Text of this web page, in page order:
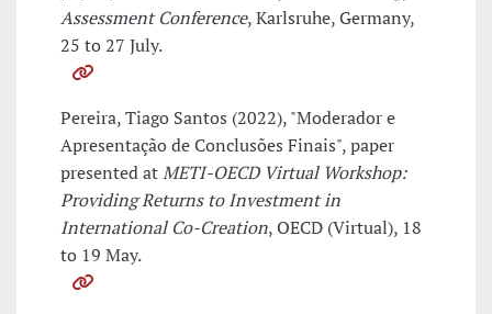
Assessment Conference, Karlsruhe, Germany,
25 to 27 July.
Pereira, Tiago Santos (2022), "Moderador e
Apresentação de Conclusões Finais", paper
presented atMETI-OECD Virtual Workshop:
Providing Returns to Investment in
International Co-Creation, OECD (Virtual), 18
to 19 May.